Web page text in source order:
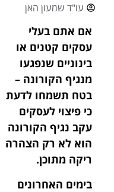
עו"ד שמעון האן
אם אתם בעלי
עסקים קטנים או
בינוניים שנפגעו
מנגיף הקורונה –
בטח תשמחו לדעת
כי פיצוי לעסקים
עקב נגיף הקורונה
הוא לא רק הצהרה
ריקה מתוכן.
בימים האחרונים